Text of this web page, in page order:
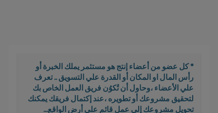
* كل عضو من أعضاء إنتج هو مستثمر يملك الخبرة أو
رأس المال او المكان أو القدرة علي التسويق .. تعرف
علي الأعضاء ،وحاول أن تُكوُن فريق العمل الخاص بك
لتحقيق مشروعك أو تطويره ،عند إكتمال فريقك يمكنك
تحويل مشروعك إلي عمل قائم علي أرض الواقع...